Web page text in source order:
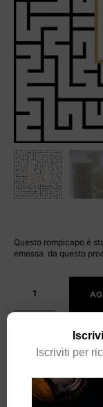
Questo rompicapo è
emessa da questo
Iscriviti per